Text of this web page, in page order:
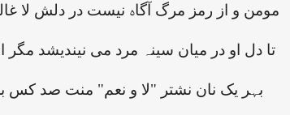
مومن و از رمز مرگ آگاہ نیست در دلش لا
تا دل او در میان سینہ مرد می نیندیشد مگر
بہر یک نان نشتر "لا و نعم" منت صد کس